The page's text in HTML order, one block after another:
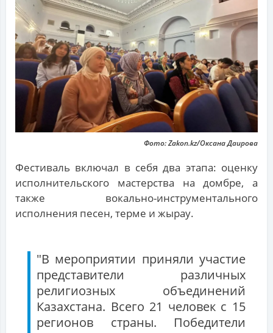
Фото: Zakon.kz/Оксана Даирова
Фестиваль включал в себя два этапа: оценку
исполнительского мастерства на домбре, а
также вокально-инструментального
исполнения песен, терме и жырау.
"В мероприятии приняли участие
представители различных
религиозных объединений
Казахстана. Всего 21 человек с 15
регионов страны. Победители